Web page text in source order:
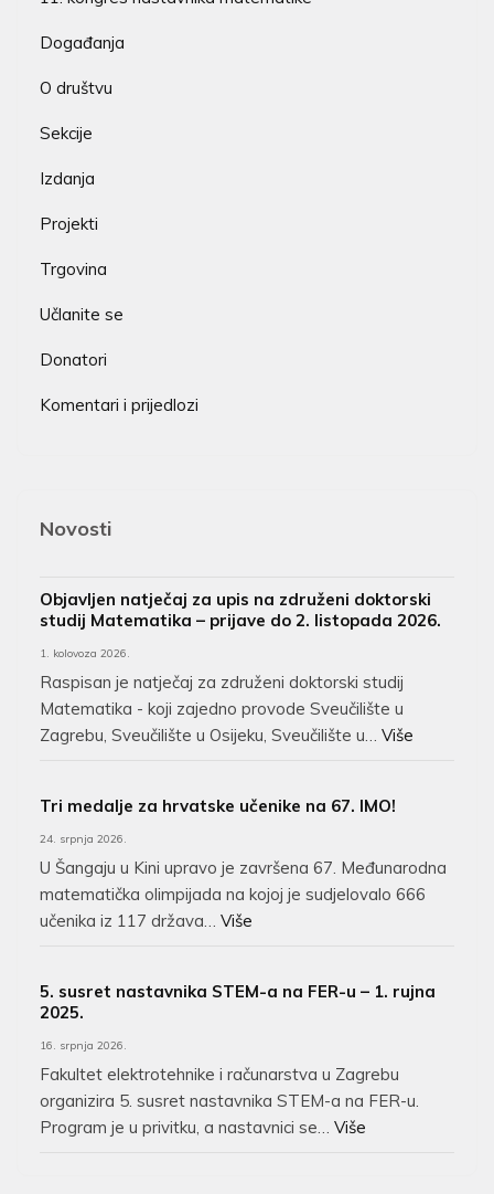
Događanja
O društvu
Sekcije
Izdanja
Projekti
Trgovina
Učlanite se
Donatori
Komentari i prijedlozi
Novosti
Objavljen natječaj za upis na združeni doktorski
studij Matematika – prijave do 2. listopada 2026.
1. kolovoza 2026.
Raspisan je natječaj za združeni doktorski studij
Matematika - koji zajedno provode Sveučilište u
Zagrebu, Sveučilište u Osijeku, Sveučilište u… Više
Tri medalje za hrvatske učenike na 67. IMO!
24. srpnja 2026.
U Šangaju u Kini upravo je završena 67. Međunarodna
matematička olimpijada na kojoj je sudjelovalo 666
učenika iz 117 država… Više
5. susret nastavnika STEM-a na FER-u – 1. rujna
2025.
16. srpnja 2026.
Fakultet elektrotehnike i računarstva u Zagrebu
organizira 5. susret nastavnika STEM-a na FER-u.
Program je u privitku, a nastavnici se… Više